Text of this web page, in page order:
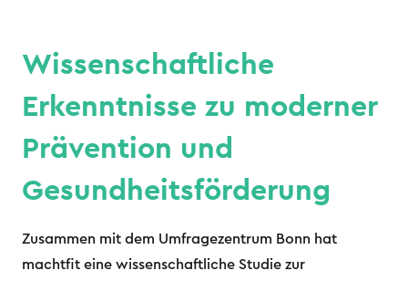
Wissenschaftliche
Erkenntnisse zu moderner
Prävention und
Gesundheitsförderung
Zusammen mit dem Umfragezentrum Bonn hat
machtfit eine wissenschaftliche Studie zur